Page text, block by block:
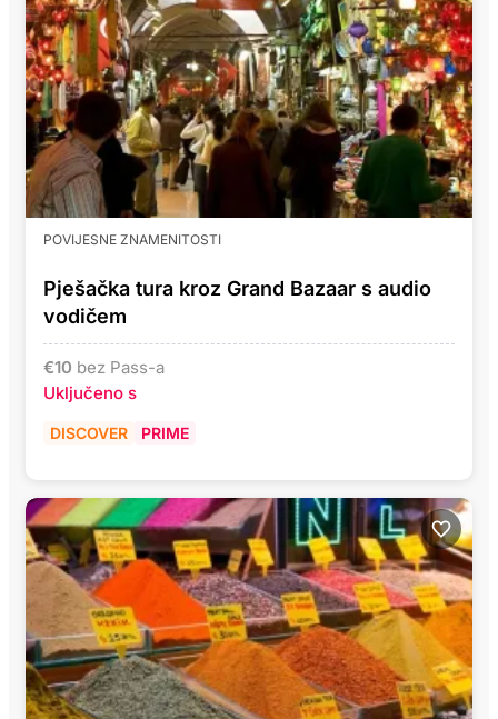
POVIJESNE ZNAMENITOSTI
Pješačka tura kroz Grand Bazaar s audio
vodičem
€10 bez Pass-a
Uključeno s
DISCOVER PRIME